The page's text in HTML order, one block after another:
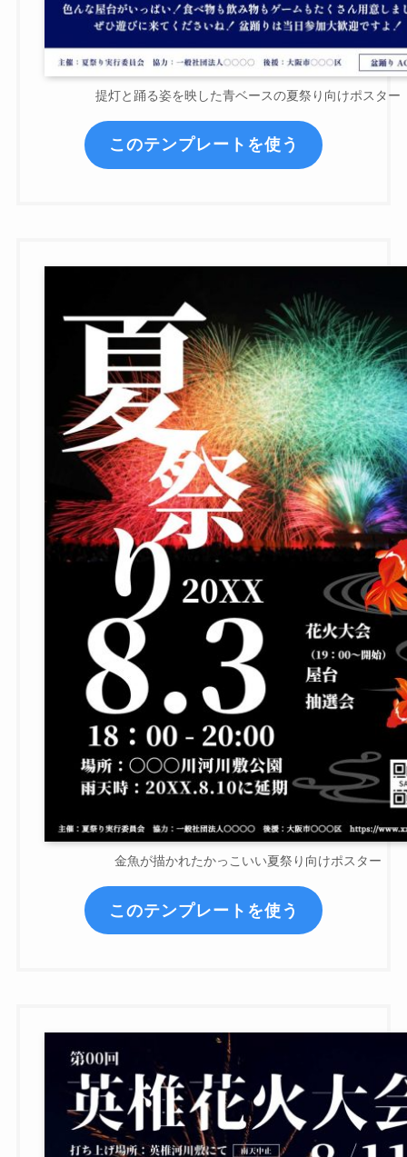
提灯と踊る姿を映した青ベースの夏祭り向けポスター
このテンプレートを使う
金魚が描かれたかっこいい夏祭り向けポスター
このテンプレートを使う